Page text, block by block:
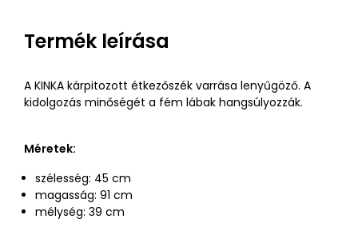
Termék leírása
A KINKA kárpitozott étkezőszék varrása lenyűgöző. A
kidolgozás minőségét a fém lábak hangsúlyozzák.
Méretek:
szélesség: 45 cm
magasság: 91 cm
mélység: 39 cm